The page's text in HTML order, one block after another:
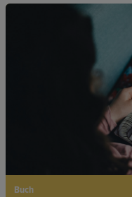
Bilderbuchkino:
erkennen und danach
Ein warmherziges
Buch